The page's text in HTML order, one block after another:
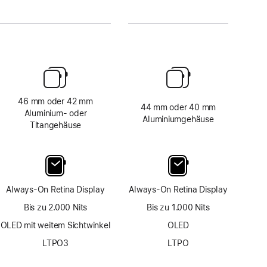
46 mm oder 42 mm
Aluminium‑ oder
Titangehäuse
Always-On Retina Display
Bis zu 2.000 Nits
OLED mit weitem Sichtwinkel
LTPO3
44 mm oder 40 mm
Aluminiumgehäuse
Always-On Retina Display
Bis zu 1.000 Nits
OLED
LTPO